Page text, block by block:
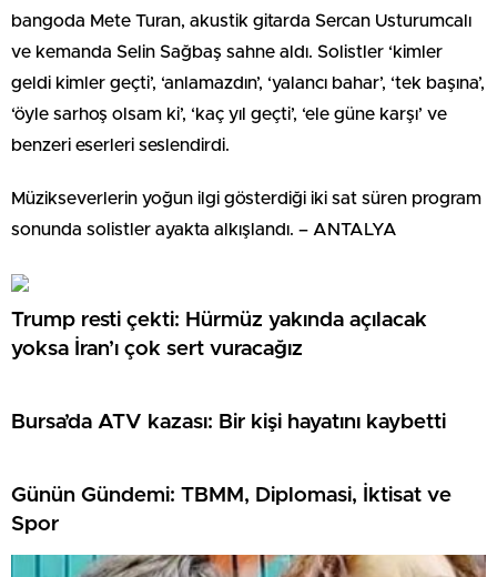
bangoda Mete Turan, akustik gitarda Sercan Usturumcalı
ve kemanda Selin Sağbaş sahne aldı. Solistler ‘kimler
geldi kimler geçti’, ‘anlamazdın’, ‘yalancı bahar’, ‘tek başına’,
‘öyle sarhoş olsam ki’, ‘kaç yıl geçti’, ‘ele güne karşı’ ve
benzeri eserleri seslendirdi.
Müzikseverlerin yoğun ilgi gösterdiği iki sat süren program
sonunda solistler ayakta alkışlandı. – ANTALYA
Trump resti çekti: Hürmüz yakında açılacak
yoksa İran’ı çok sert vuracağız
Bursa’da ATV kazası: Bir kişi hayatını kaybetti
Günün Gündemi: TBMM, Diplomasi, İktisat ve
Spor